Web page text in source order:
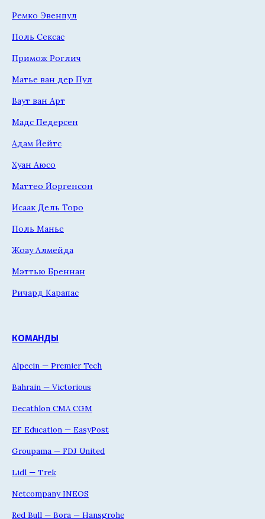
Ремко Эвенпул
Поль Сексас
Примож Роглич
Матье ван дер Пул
Ваут ван Арт
Мадс Педерсен
Адам Йейтс
Хуан Аюсо
Маттео Йоргенсон
Исаак Дель Торо
Поль Манье
Жоау Алмейда
Мэттью Бреннан
Ричард Карапас
КОМАНДЫ
Alpecin — Premier Tech
Bahrain — Victorious
Decathlon CMA CGM
EF Education — EasyPost
Groupama — FDJ United
Lidl — Trek
Netcompany INEOS
Red Bull — Bora — Hansgrohe